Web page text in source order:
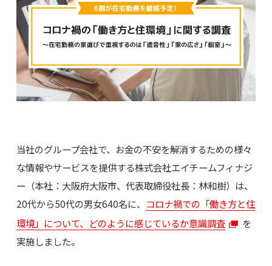
当社のグループ会社で、お金の不安を解消するための様々
な情報やサービスを提供する株式会社エイチームフィナジ
ー（本社：大阪府大阪市、代表取締役社長：林和樹）は、
20代から50代の男女640名に、 コロナ禍での「働き方と住
環境」について、どのように感じているか意識調査
を
実施しました。